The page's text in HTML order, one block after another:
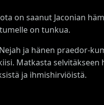
on saanut Jaconian
on tunkua.
ja hänen praedor-
Matkasta
ja ihmishirviöistä.